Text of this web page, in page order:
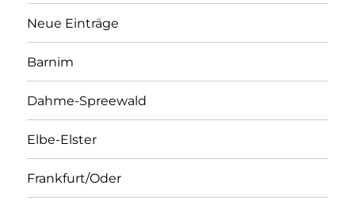
Neue Einträge
Barnim
Dahme-Spreewald
Elbe-Elster
Frankfurt/Oder